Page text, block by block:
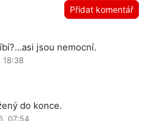
Přidat komentář
jsou nemocní.
18:38
do konce.
07:54